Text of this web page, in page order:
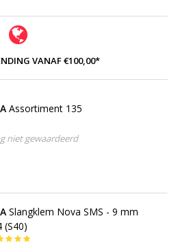
VANAF €100,00*
Assortiment 135
niet gewaardeerd
Slangklem Nova SMS - 9 mm
(S40)